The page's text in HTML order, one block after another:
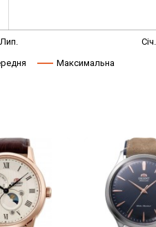
Лип.
Максимальна